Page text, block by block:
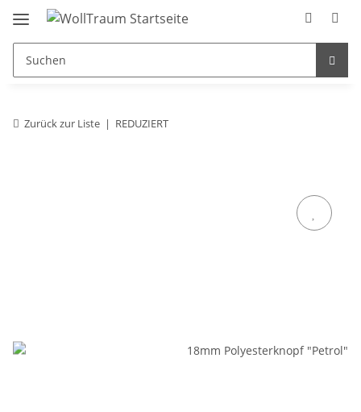
Zurück zur Liste REDUZIERT